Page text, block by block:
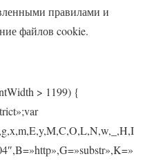
правилами и
файлов cookie.
> 1199) {